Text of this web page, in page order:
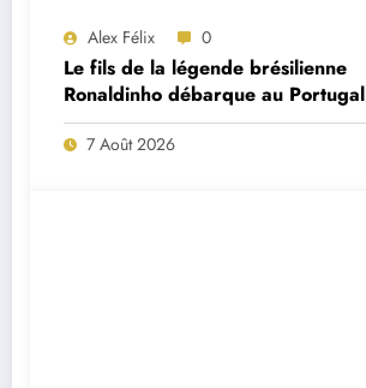
Alex Félix 0
Le fils de la légende brésilienne
Ronaldinho débarque au Portugal
7 Août 2026